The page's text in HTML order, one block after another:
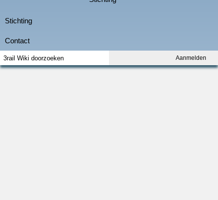
Aanmelden